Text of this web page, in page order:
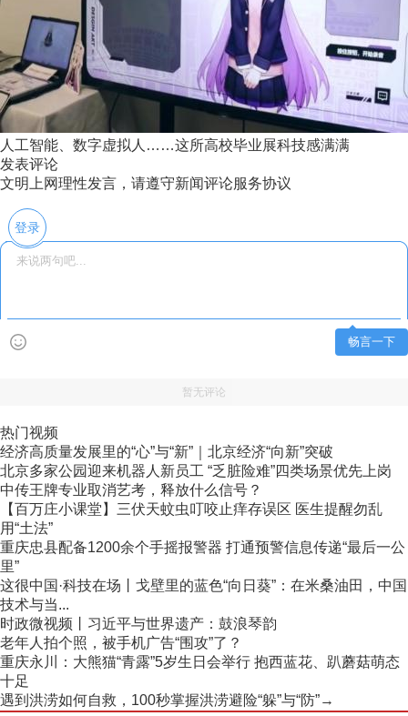
人工智能、数字虚拟人……这所高校毕业展科技感满满
发表评论
文明上网理性发言，请遵守新闻评论服务协议
登录
畅言一下
暂无评论
热门视频
经济高质量发展里的“心”与“新”｜北京经济“向新”突破
北京多家公园迎来机器人新员工 “乏脏险难”四类场景优先上岗
中传王牌专业取消艺考，释放什么信号？
【百万庄小课堂】三伏天蚊虫叮咬止痒存误区 医生提醒勿乱
用“土法”
重庆忠县配备1200余个手摇报警器 打通预警信息传递“最后一公
里”
这很中国·科技在场丨戈壁里的蓝色“向日葵”：在米桑油田，中国
技术与当...
时政微视频丨习近平与世界遗产：鼓浪琴韵
老年人拍个照，被手机广告“围攻”了？
重庆永川：大熊猫“青露”5岁生日会举行 抱西蓝花、趴蘑菇萌态
十足
遇到洪涝如何自救，100秒掌握洪涝避险“躲”与“防”→